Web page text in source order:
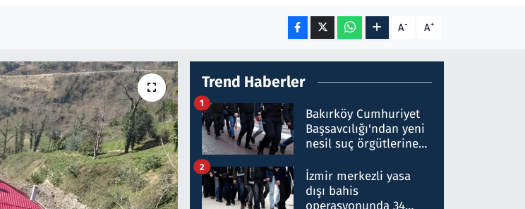
A- A+
Trend Haberler
Bakırköy Cumhuriyet
Başsavcılığı'ndan yeni
nesil suç örgütlerine
hakkında gözaltı kararı
1
İzmir merkezli yasa
dışı bahis
operasyonunda 34
2